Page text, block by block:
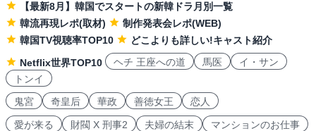
【最新8月】韓国でスタートの新韓ドラ月別一覧
韓流再現レポ(取材)
制作発表会レポ(WEB)
韓国TV視聴率TOP10
どこよりも詳しい!キャスト紹介
Netflix世界TOP10
ヘチ 王座への道 馬医
イ・サン
トンイ
鬼宮
奇皇后 華政 善徳女王 恋人
愛が来る 財閥 X 刑事2 夫婦の結末
マンションのお仕事